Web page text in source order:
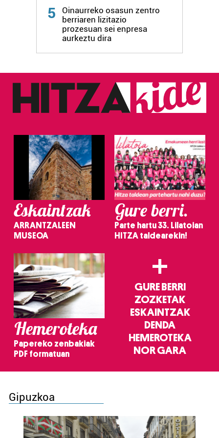
5
Oinaurreko osasun zentro
berriaren lizitazio
prozesuan sei enpresa
aurkeztu dira
Eskaintzak
ARRANTZALEEN
MUSEOA
Gure berri.
Parte hartu 33. Lilatoian
HITZA taldearekin!
Hemeroteka
Papereko zenbakiak
PDF formatuan
+
GURE BERRI
ZOZKETAK
ESKAINTZAK
DENDA
HEMEROTEKA
NOR GARA
Gipuzkoa